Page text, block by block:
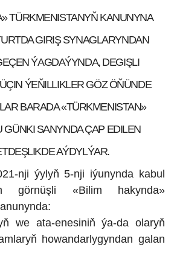
TÜRKMENISTANYŇ KANUNYNA
GIRIŞ SYNAGLARYNDAN
ÝAGDAÝYNDA, DEGIŞLI
ÝEŇILLIKLER GÖZ ÖŇÜNDE
BARADA «TÜRKMENISTAN»
GÜNKI SANYNDA ÇAP EDILEN
AÝDYLÝAR.
nji ýylyň 5-nji iýunynda kabul
görnüşli «Bilim hakynda»
we ata-enesiniň ýa-da olaryň
howandarlygyndan galan